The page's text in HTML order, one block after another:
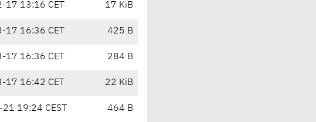
17 13:16 CET 17 KiB
17 16:36 CET 425 B
17 16:36 CET 284 B
17 16:42 CET 22 KiB
19:24 CEST 464 B